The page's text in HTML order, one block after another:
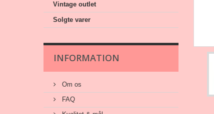
Vintage outlet
Solgte varer
INFORMATION
Om os
FAQ